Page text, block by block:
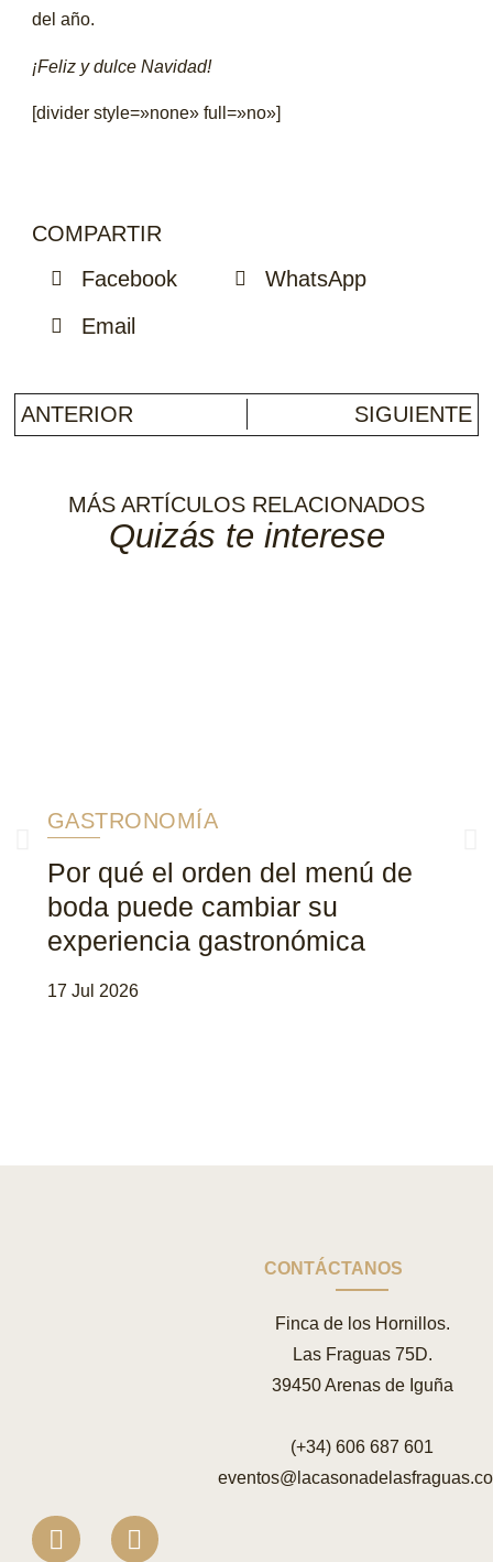
del año.
¡Feliz y dulce Navidad!
[divider style=»none» full=»no»]
COMPARTIR
Facebook
WhatsApp
Email
ANTERIOR SIGUIENTE
MÁS ARTÍCULOS RELACIONADOS
Quizás te interese
GASTRONOMÍA
Por qué el orden del menú de
boda puede cambiar su
experiencia gastronómica
17 Jul 2026
CONTÁCTANOS
Finca de los Hornillos.
Las Fraguas 75D.
39450 Arenas de Iguña
(+34) 606 687 601